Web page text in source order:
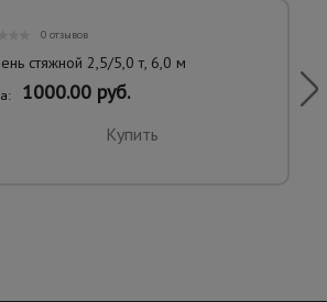
0 отзывов
стяжной 2,5/5,0 т, 6,0 м
1000.00 руб.
Купить